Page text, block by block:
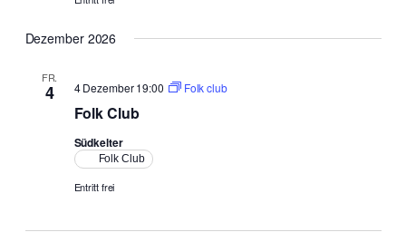
Dezember 2026
FR.
4
Folk Club
4 Dezember 19:00 Folk club
Südkelter
Folk Club
Entritt frei